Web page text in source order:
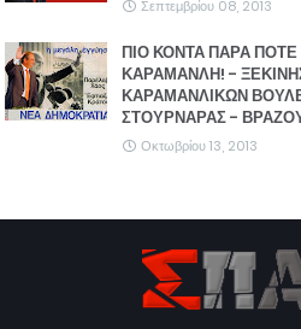
Σεπτεμβρίου 08, 2013
ΠΙΟ ΚΟΝΤΑ ΠΑΡΑ
ΚΑΡΑΜΑΝΛΗ! -
ΚΑΡΑΜΑΝΛΙΚΩΝ
ΣΤΟΥΡΝΑΡΑΣ -
Οκτωβρίου 13, 2013